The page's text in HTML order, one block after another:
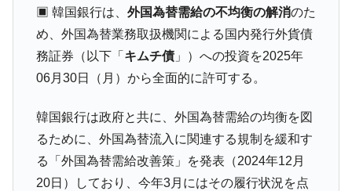
『Money1』
韓国大統領府ボンクラ政策室長が告発され
た ⇒ 国家が行った恐るべき株価操作であり、空前の国政壟
動」
『Money1』
中国だけが鉄鋼輸出を異常増加させる ⇒ 中
『Money1』
韓国製造業「半導体絶好調」のウラで他業
種は全般的「不調」⇒ PSIが示す現況は決して良くない。
▣ 韓国銀行は、 外国為替需給の不均衡の解消のた
め、外国為替業務取扱機関による国内発行外貨債
務証券（以下「 キムチ債」）への投資を2025年
06月30日（月）から全面的に許可する。
韓国銀行は政府と共に、外国為替需給の均衡を図
るために、外国為替流入に関連する規制を緩和す
る「外国為替需給改善策」を発表（2024年12月
20日）しており、今年3月にはその履行状況を点